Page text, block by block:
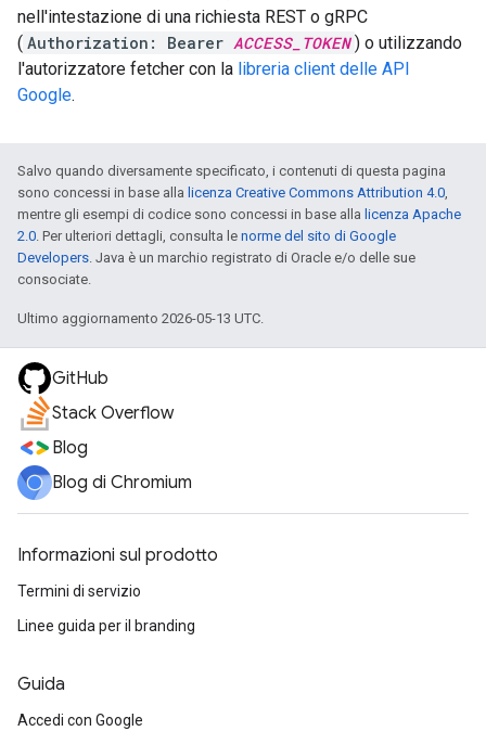
nell'intestazione di una richiesta REST o gRPC
( Authorization: Bearer ACCESS_TOKEN ) o utilizzando
l'autorizzatore fetcher con la libreria client delle API
Google.
Salvo quando diversamente specificato, i contenuti di questa pagina
sono concessi in base alla licenza Creative Commons Attribution 4.0,
mentre gli esempi di codice sono concessi in base alla licenza Apache
2.0. Per ulteriori dettagli, consulta le norme del sito di Google
Developers. Java è un marchio registrato di Oracle e/o delle sue
consociate.
Ultimo aggiornamento 2026-05-13 UTC.
GitHub
Stack Overflow
Blog
Blog di Chromium
Informazioni sul prodotto
Termini di servizio
Linee guida per il branding
Guida
Accedi con Google